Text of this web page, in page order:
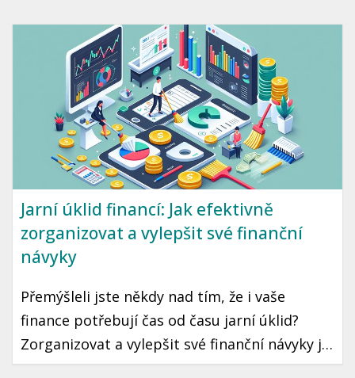
můžete maximálně využít daňové úlevy v
České republice.
Jarní úklid financí: Jak efektivně
zorganizovat a vylepšit své finanční
návyky
Přemýšleli jste někdy nad tím, že i vaše
finance potřebují čas od času jarní úklid?
Zorganizovat a vylepšit své finanční návyky je
krok, který může vést k lepší finanční